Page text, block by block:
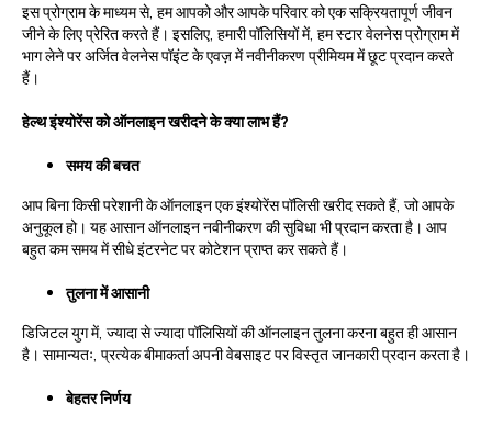
इस प्रोग्राम के माध्यम से, हम आपको और आपके परिवार को एक सक्रियतापूर्ण जीवन
जीने के लिए प्रेरित करते हैं। इसलिए, हमारी पॉलिसियों में, हम स्टार वेलनेस प्रोग्राम में
भाग लेने पर अर्जित वेलनेस पॉइंट के एवज़ में नवीनीकरण प्रीमियम में छूट प्रदान करते
हैं।
हेल्थ इंश्योरेंस को ऑनलाइन खरीदने के क्या लाभ हैं?
समय की बचत
आप बिना किसी परेशानी के ऑनलाइन एक इंश्योरेंस पॉलिसी खरीद सकते हैं, जो आपके
अनुकूल हो। यह आसान ऑनलाइन नवीनीकरण की सुविधा भी प्रदान करता है। आप
बहुत कम समय में सीधे इंटरनेट पर कोटेशन प्राप्त कर सकते हैं।
तुलना में आसानी
डिजिटल युग में, ज्यादा से ज्यादा पॉलिसियों की ऑनलाइन तुलना करना बहुत ही आसान
है। सामान्यतः, प्रत्येक बीमाकर्ता अपनी वेबसाइट पर विस्तृत जानकारी प्रदान करता है।
बेहतर निर्णय